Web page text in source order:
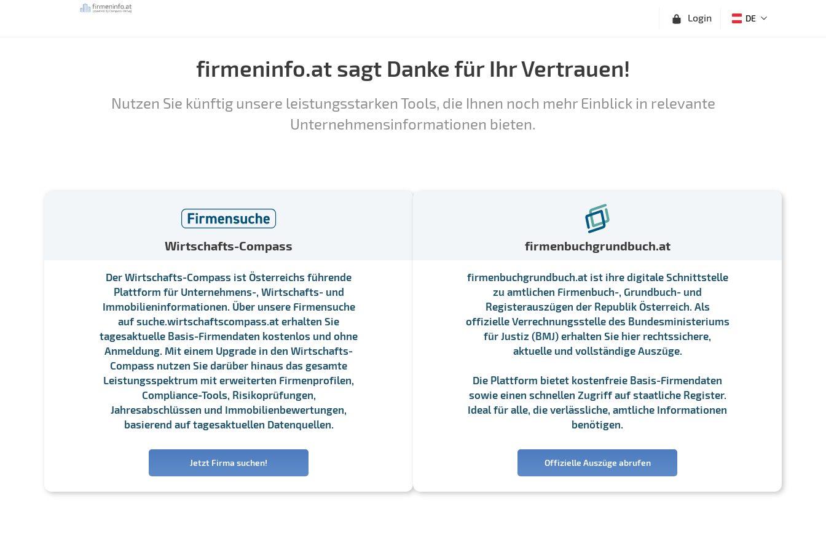
Login DE
firmeninfo.at sagt Danke für Ihr Vertrauen!
Nutzen Sie künftig unsere leistungsstarken Tools, die Ihnen noch mehr Einblick in relevante
Unternehmensinformationen bieten.
Wirtschafts-Compass
Der Wirtschafts-Compass ist Österreichs führende
Plattform für Unternehmens-, Wirtschafts- und
Immobilieninformationen. Über unsere Firmensuche
auf suche.wirtschaftscompass.at erhalten Sie
tagesaktuelle Basis-Firmendaten kostenlos und ohne
Anmeldung. Mit einem Upgrade in den Wirtschafts-
Compass nutzen Sie darüber hinaus das gesamte
Leistungsspektrum mit erweiterten Firmenprofilen,
Compliance-Tools, Risikoprüfungen,
Jahresabschlüssen und Immobilienbewertungen,
basierend auf tagesaktuellen Datenquellen.
Jetzt Firma suchen!
firmenbuchgrundbuch.at
firmenbuchgrundbuch.at ist ihre digitale Schnittstelle
zu amtlichen Firmenbuch-, Grundbuch- und
Registerauszügen der Republik Österreich. Als
offizielle Verrechnungsstelle des Bundesministeriums
für Justiz (BMJ) erhalten Sie hier rechtssichere,
aktuelle und vollständige Auszüge.
Die Plattform bietet kostenfreie Basis-Firmendaten
sowie einen schnellen Zugriff auf staatliche Register.
Ideal für alle, die verlässliche, amtliche Informationen
benötigen.
Offizielle Auszüge abrufen